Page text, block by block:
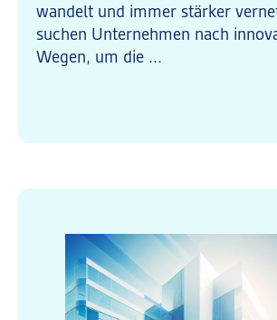
wandelt und immer stärker
suchen Unternehmen nach
Wegen, um die ...